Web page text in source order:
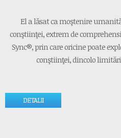
El a lăsat ca moştenire
conştiinţei, extrem de
Sync®, prin care oricine poate
conştiinţei, dincolo
DETALII